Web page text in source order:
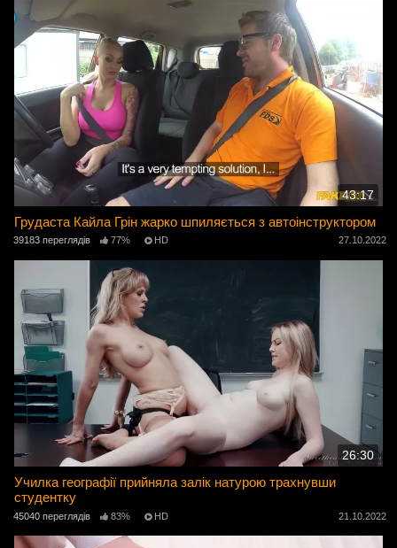
43:17
Грудаста Кайла Грін жарко шпиляється з автоінструктором
39183 переглядів 77% HD 27.10.2022
26:30
Училка географії прийняла залік натурою трахнувши
студентку
45040 переглядів 83% HD 21.10.2022